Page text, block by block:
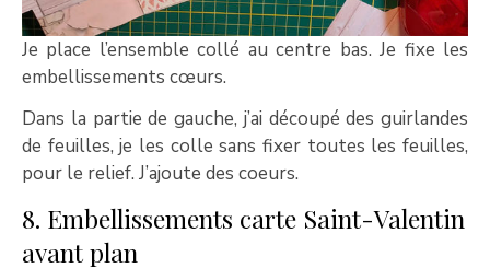
Je place l’ensemble collé au centre bas. Je fixe les
embellissements cœurs.
Dans la partie de gauche, j’ai découpé des guirlandes
de feuilles, je les colle sans fixer toutes les feuilles,
pour le relief. J’ajoute des coeurs.
8. Embellissements carte Saint-Valentin
avant plan